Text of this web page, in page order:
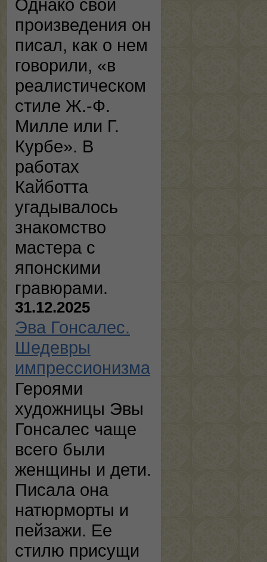
Однако свои
произведения он
писал, как о нем
говорили, «в
реалистическом
стиле Ж.-Ф.
Милле или Г.
Курбе». В
работах
Кайботта
угадывалось
знакомство
мастера с
японскими
гравюрами.
31.12.2025
Эва Гонсалес.
Шедевры
импрессионизма
Героями
художницы Эвы
Гонсалес чаще
всего были
женщины и дети.
Писала она
натюрморты и
пейзажи. Ее
стилю присущи